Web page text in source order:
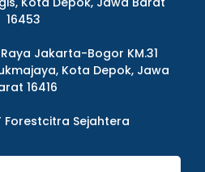
16453
Jakarta-Bogor KM.31
Kota Depok, Jawa
16416
Forestcitra Sejahtera